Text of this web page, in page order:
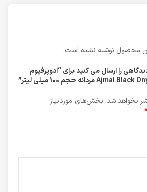
محصول نوشته نشده است.
را ارسال می کنید برای “ادوپرفیوم
نخواهد شد. بخش‌های موردنیاز